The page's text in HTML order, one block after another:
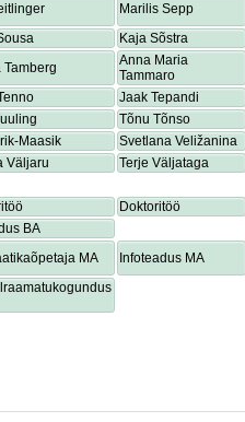
Marilis Sepp
Kaja Sõstra
Tamberg
Anna Maria
Tammaro
Jaak Tepandi
Tõnu Tõnso
Maasik Svetlana Veližanina
Väljaru Terje Väljataga
Doktoritöö
BA
MA Infoteadus MA